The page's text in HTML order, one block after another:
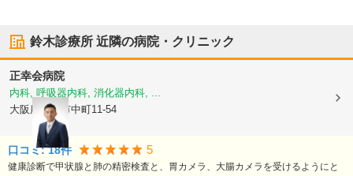
鈴木診療所 近隣の病院・クリニック
正幸会病院
内科, 呼吸器内科, 消化器内科, ...
大阪府門真市中町11-54
口コミ:18件 5
健康診断で甲状腺と肺の精密検査と、胃カメラ、大腸カメラを受けるようにと